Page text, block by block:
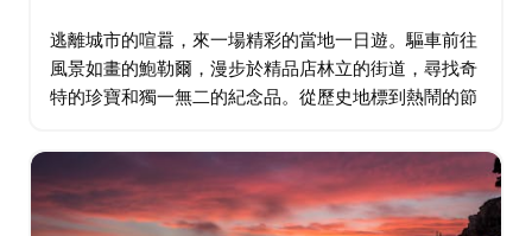
逃離城市的喧囂，來一場精彩的當地一日遊。驅車前往
風景如畫的鮑勒爾，漫步於精品店林立的街道，尋找奇
特的珍寶和獨一無二的紀念品。從歷史地標到熱鬧的節
用下午茶，或在寧靜的大自然中野餐，感受別樣的樂
趣…